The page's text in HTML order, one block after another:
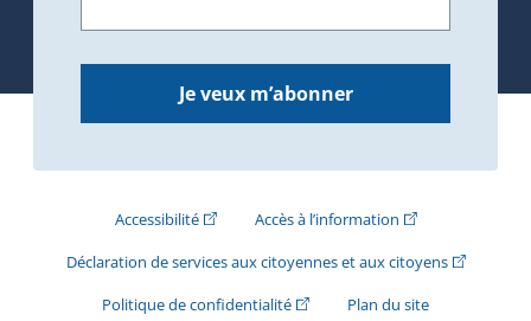
Je veux m’abonner
Accessibilité(Cet hyperlien externe s'ouvrira dans une
Accès à l’information(Cet hyperlien
Déclaration de services aux citoyennes et aux citoyens(Cet
Politique de confidentialité(Cet hyperlien externe s'ouvrira
Plan du site